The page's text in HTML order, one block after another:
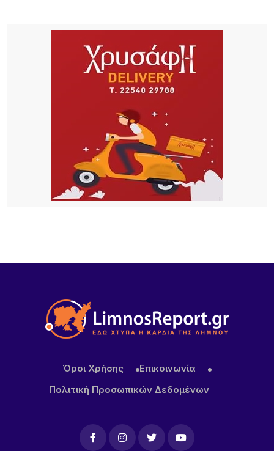
13 ΏΡΕΣ ΠΡΙΝ
Μπίγαλης & Πωλίνα στη Λήμνο: Μια βραδιά γεμάτη
νοσταλγία, επιτυχίες και καλοκαιρινή διάθεση στο
Η Νατάσσα Μποφίλιου μάγεψε τη Λήμνο – Μια
αξέχαστη μουσική βραδιά στο Κοντοπούλι
19 ΏΡΕΣ ΠΡΙΝ
Iράν: Η συμφωνία με το Ομάν δεν σημαίνει πλήρες
Κατσαφάδος για αποζημιώσεις πυρόπληκτων:
έξοδα κατεδάφισης
Όροι Χρήσης
Επικοινωνία
Πολιτική Προσωπικών Δεδομένων